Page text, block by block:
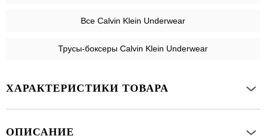
Все Calvin Klein Underwear
Трусы-боксеры Calvin Klein Underwear
ХАРАКТЕРИСТИКИ ТОВАРА
ОПИСАНИЕ